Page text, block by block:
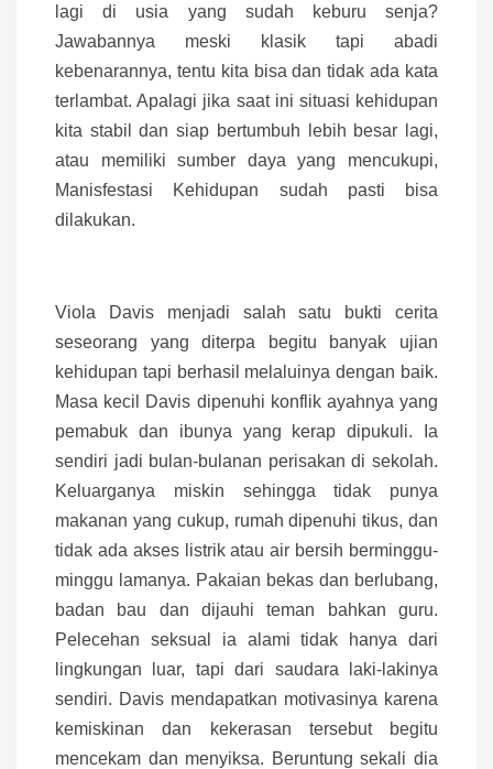
lagi di usia yang sudah keburu senja?
Jawabannya meski klasik tapi abadi
kebenarannya, tentu kita bisa dan tidak ada kata
terlambat. Apalagi jika saat ini situasi kehidupan
kita stabil dan siap bertumbuh lebih besar lagi,
atau memiliki sumber daya yang mencukupi,
Manisfestasi Kehidupan sudah pasti bisa
dilakukan.
Viola Davis menjadi salah satu bukti cerita
seseorang yang diterpa begitu banyak ujian
kehidupan tapi berhasil melaluinya dengan baik.
Masa kecil Davis dipenuhi konflik ayahnya yang
pemabuk dan ibunya yang kerap dipukuli. Ia
sendiri jadi bulan-bulanan perisakan di sekolah.
Keluarganya miskin sehingga tidak punya
makanan yang cukup, rumah dipenuhi tikus, dan
tidak ada akses listrik atau air bersih berminggu-
minggu lamanya. Pakaian bekas dan berlubang,
badan bau dan dijauhi teman bahkan guru.
Pelecehan seksual ia alami tidak hanya dari
lingkungan luar, tapi dari saudara laki-lakinya
sendiri. Davis mendapatkan motivasinya karena
kemiskinan dan kekerasan tersebut begitu
mencekam dan menyiksa. Beruntung sekali dia